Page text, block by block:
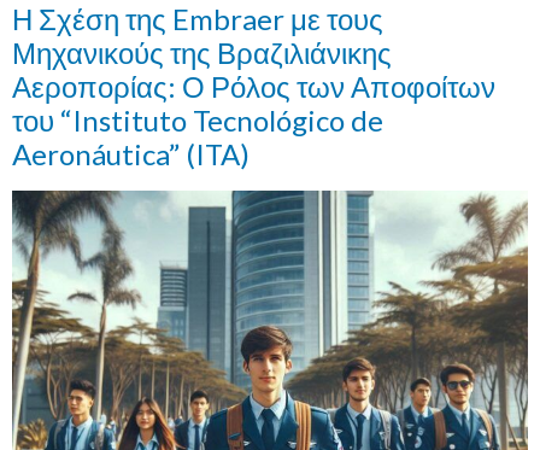
Η Σχέση της Embraer με τους
Μηχανικούς της Βραζιλιάνικης
Αεροπορίας: Ο Ρόλος των Αποφοίτων
του “Instituto Tecnológico de
Aeronáutica” (ITA)